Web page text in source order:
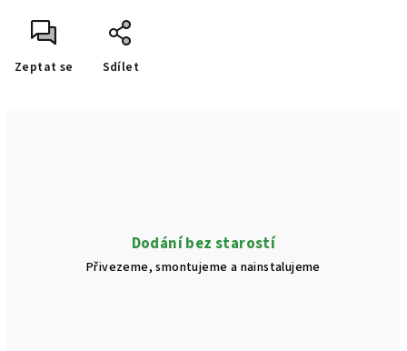
Zeptat se Sdílet
Dodání bez starostí
Přivezeme, smontujeme a nainstalujeme